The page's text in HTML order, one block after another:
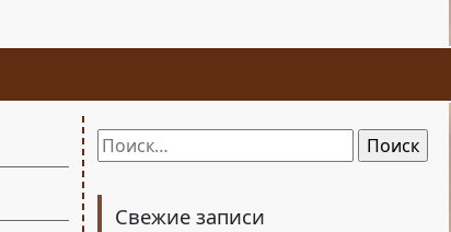
Найти:
Свежие записи